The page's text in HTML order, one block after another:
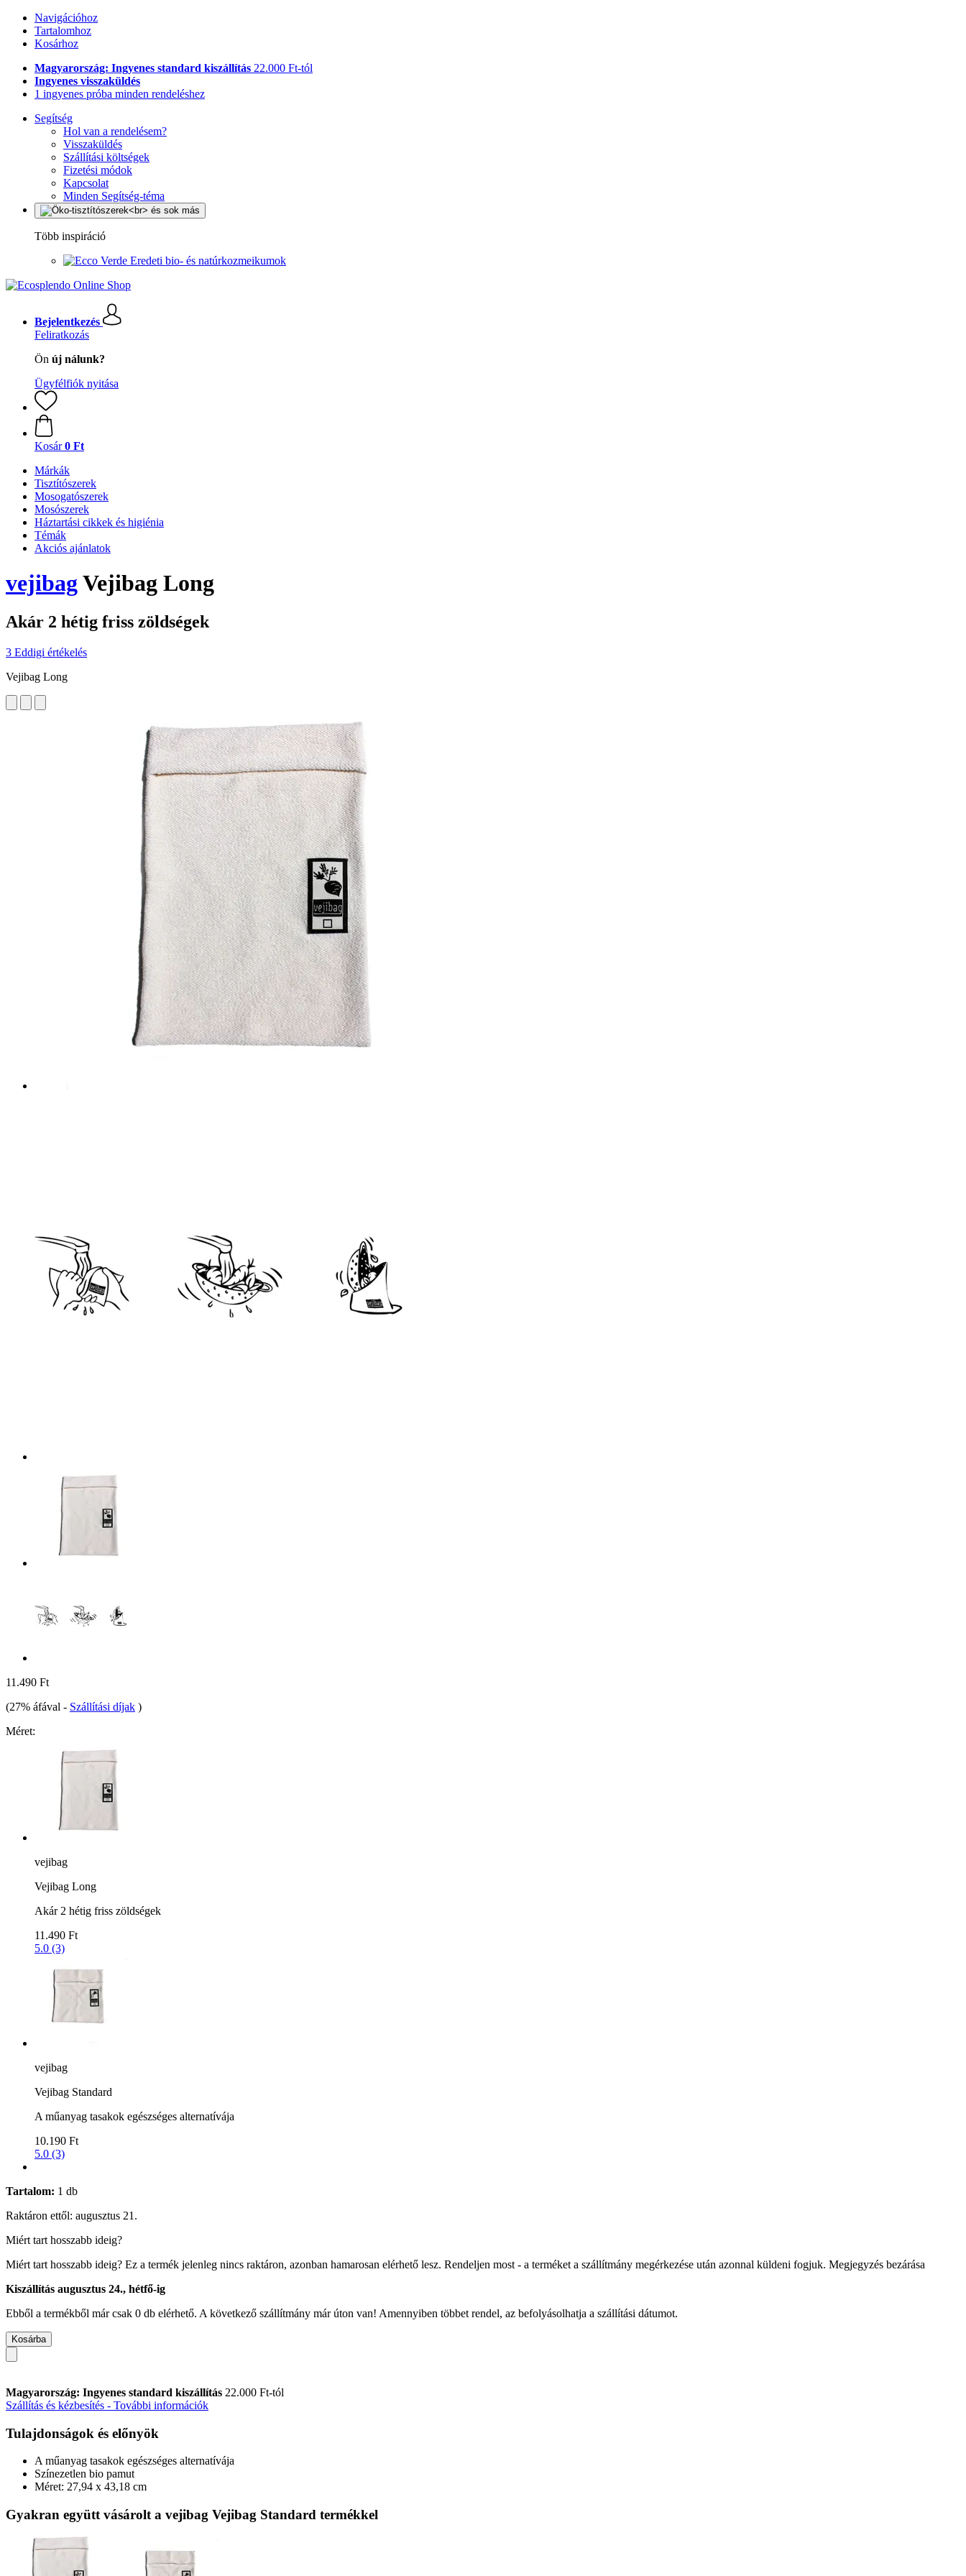
Navigációhoz
Tartalomhoz
Kosárhoz
Magyarország: Ingyenes standard kiszállítás 22.000 Ft-tól
Ingyenes visszaküldés
1 ingyenes próba minden rendeléshez
Segítség
Hol van a rendelésem?
Visszaküldés
Szállítási költségek
Fizetési módok
Kapcsolat
Minden Segítség-téma
Több inspiráció
Eredeti bio- és natúrkozmeikumok
Bejelentkezés
Feliratkozás
Ön új nálunk?
Ügyfélfiók nyitása
Kosár 0 Ft
Márkák
Tisztítószerek
Mosogatószerek
Mosószerek
Háztartási cikkek és higiénia
Témák
Akciós ajánlatok
vejibagVejibag Long
Akár 2 hétig friss zöldségek
3 Eddigi értékelés
Vejibag Long
11.490 Ft
(27% áfával - Szállítási díjak )
Méret:
vejibag
Vejibag Long
Akár 2 hétig friss zöldségek
11.490 Ft
5.0 (3)
vejibag
Vejibag Standard
A műanyag tasakok egészséges alternatívája
10.190 Ft
5.0 (3)
Tartalom: 1 db
Raktáron ettől: augusztus 21.
Miért tart hosszabb ideig?
Miért tart hosszabb ideig? Ez a termék jelenleg nincs raktáron, azonban hamarosan elérhető lesz. Rendeljen most - a terméket a szállítmány megérkezése után azonnal küldeni fogjuk. Megjegyzés bezárása
Kiszállítás augusztus 24., hétfő-ig
Ebből a termékből már csak 0 db elérhető. A következő szállítmány már úton van! Amennyiben többet rendel, az befolyásolhatja a szállítási dátumot.
Kosárba
Magyarország: Ingyenes standard kiszállítás 22.000 Ft-tól
Szállítás és kézbesítés - További információk
Tulajdonságok és előnyök
A műanyag tasakok egészséges alternatívája
Színezetlen bio pamut
Méret: 27,94 x 43,18 cm
Gyakran együtt vásárolt a vejibag Vejibag Standard termékkel